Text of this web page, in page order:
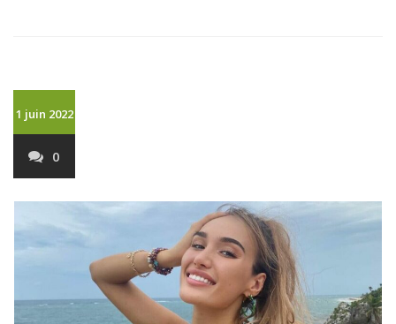
1 juin 2022
0